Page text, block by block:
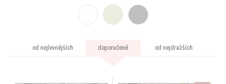
doporučeně
od nejlevnějších od nejdražších